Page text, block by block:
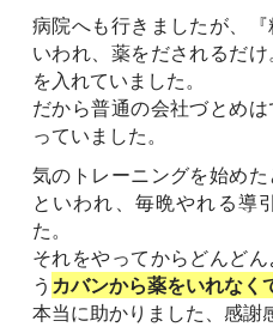
病院へも行きましたが、
いわれ、薬をだされるだ
を入れていました。
だから普通の会社づとめ
っていました。
気のトレーニングを始め
といわれ、毎晩やれる導
た。
それをやってからどんど
う カバンから薬をいれなく
本当に助かりました、感謝